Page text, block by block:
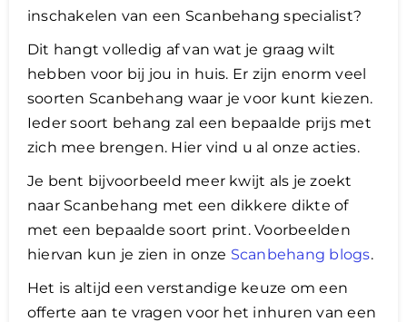
inschakelen van een Scanbehang specialist?
Dit hangt volledig af van wat je graag wilt
hebben voor bij jou in huis. Er zijn enorm veel
soorten Scanbehang waar je voor kunt kiezen.
Ieder soort behang zal een bepaalde prijs met
zich mee brengen. Hier vind u al onze acties.
​Je bent bijvoorbeeld meer kwijt als je zoekt
naar Scanbehang met een dikkere dikte of
met een bepaalde soort print. Voorbeelden
hiervan kun je zien in onze Scanbehang blogs.
Het is altijd een verstandige keuze om een
offerte aan te vragen voor het inhuren van een